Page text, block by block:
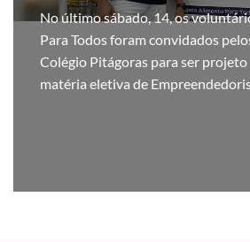
No último sábado, 14, os
Para Todos foram convidados
Colégio Pitágoras para ser
matéria eletiva de